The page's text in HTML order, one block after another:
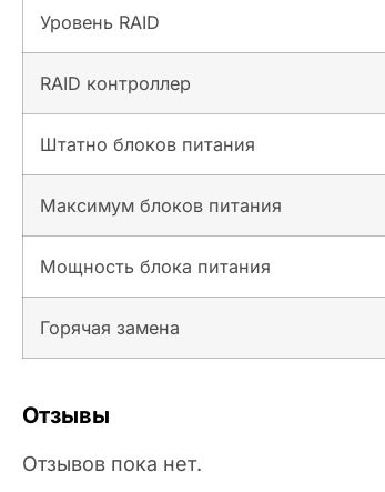
Уровень RAID
RAID контроллер
Штатно блоков питания
Максимум блоков питания
Мощность блока питания
Горячая замена
Отзывы
Отзывов пока нет.